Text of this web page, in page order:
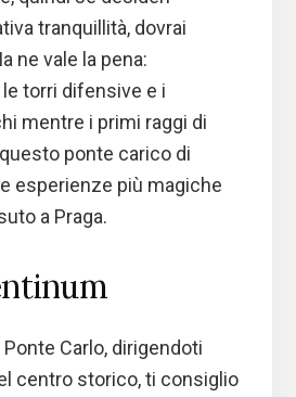
tranquillità, dovrai
ne vale la pena:
torri difensive e i
mentre i primi raggi di
ponte carico di
esperienze più magiche
a Praga.
Carlo, dirigendoti
centro storico, ti consiglio